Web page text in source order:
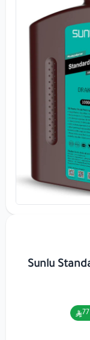
Sunlu